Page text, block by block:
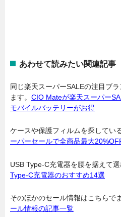
あわせて読みたい関連記事
同じ楽天スーパーSALEの注目ブ
ます。 CIO Mateが楽天スーパー
モバイルバッテリーがお得
ケースや保護フィルムを探してい
ーパーセールで全商品最大
USB Type-C充電器を腰を据えて選
Type-C充電器のおすすめ14選
そのほかのセール情報はこちらで
ール情報の記事一覧